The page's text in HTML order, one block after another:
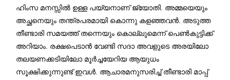
ഹിംസ മനസ്സിൽ ഉള്ള പയ്യനാണ് ജ്യോതി. അമ്മയെയും
അച്ഛനെയും തന്ത്രപരമായി കൊന്നു കളഞ്ഞവൻ. അടുത്ത
തീണ്ടാരി സമയത്ത് തന്നെയും കൊല്ലുമെന്ന് പെൺകുട്ടിക്ക്
അറിയാം. രക്ഷപെടാൻ വേണ്ടി സദാ അവളുടെ അരയിലോ
തലയണക്കടിയിലോ മൂർച്ചയേറിയ ആയുധം
സൂക്ഷിക്കുന്നുണ്ട് ഇവൾ. ആചാരമനുസരിച്ച് തീണ്ടാരി മാപ്പ്